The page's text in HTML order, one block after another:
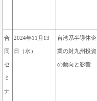
合
同
セ
ミ
ナ
2024年11月13
日（水）
台湾系半導体企
業の対九州投資
の動向と影響